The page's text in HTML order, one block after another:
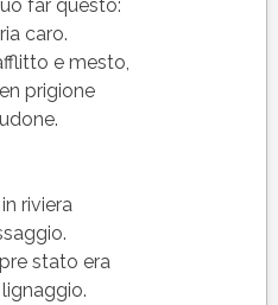
far questo:
caro.
e mesto,
prigione
riviera
stato era